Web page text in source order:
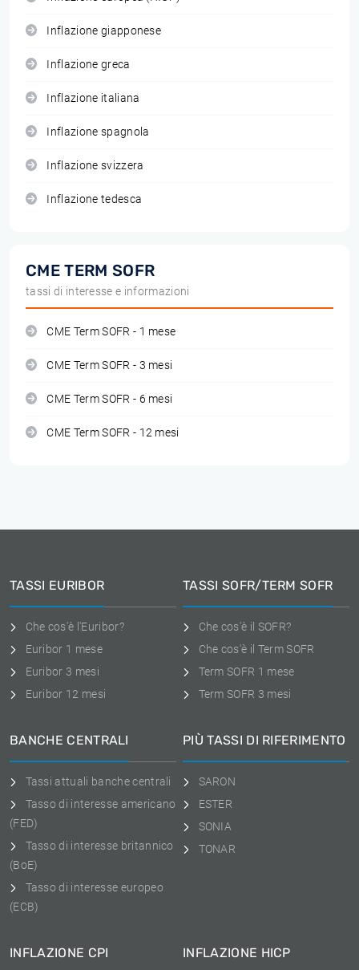
Inflazione giapponese
Inflazione greca
Inflazione italiana
Inflazione spagnola
Inflazione svizzera
Inflazione tedesca
CME TERM SOFR
tassi di interesse e informazioni
CME Term SOFR - 1 mese
CME Term SOFR - 3 mesi
CME Term SOFR - 6 mesi
CME Term SOFR - 12 mesi
TASSI EURIBOR
Che cos'è l'Euribor?
Euribor 1 mese
Euribor 3 mesi
Euribor 12 mesi
TASSI SOFR/TERM SOFR
Che cos'è il SOFR?
Che cos'è il Term SOFR
Term SOFR 1 mese
Term SOFR 3 mesi
BANCHE CENTRALI
Tassi attuali banche centrali
Tasso di interesse americano
(FED)
Tasso di interesse britannico
(BoE)
Tasso di interesse europeo
(ECB)
PIÙ TASSI DI RIFERIMENTO
SARON
ESTER
SONIA
TONAR
INFLAZIONE CPI INFLAZIONE HICP